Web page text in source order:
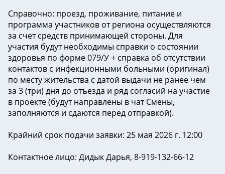
Справочно: проезд, проживание, питание и
программа участников от региона осуществляются
за счет средств принимающей стороны. Для
участия будут необходимы справки о состоянии
здоровья по форме 079/У + справка об отсутствии
контактов с инфекционными больными (оригинал)
по месту жительства с датой выдачи не ранее чем
за 3 (три) дня до отъезда и ряд согласий на участие
в проекте (будут направлены в чат Смены,
заполняются и сдаются перед отправкой).
Крайний срок подачи заявки: 25 мая 2026 г. 12:00
Контактное лицо: Дидык Дарья, 8-919-132-66-12